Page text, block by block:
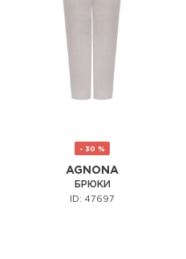
- 30 %
AGNONA
БРЮКИ
ID: 47697